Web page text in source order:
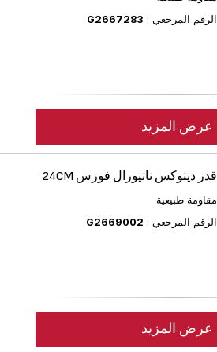
الرقم المرجعي : G2667283
عرض المزيد
قدر ديتوكس ناتيورال فورس 24CM
مقاومة طبيعية
الرقم المرجعي : G2669002
عرض المزيد